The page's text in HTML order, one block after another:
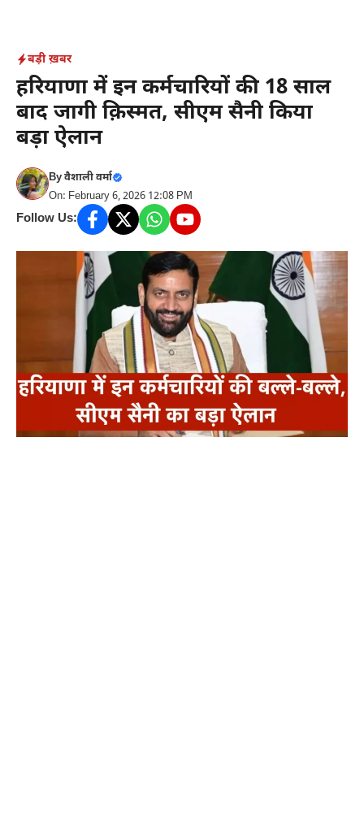
content
बड़ी ख़बर
हरियाणा में इन कर्मचारियों की 18 साल
बाद जागी क़िस्मत, सीएम सैनी किया
बड़ा ऐलान
Byवैशाली वर्मा
On: February 6, 2026 12:08 PM
Follow Us: